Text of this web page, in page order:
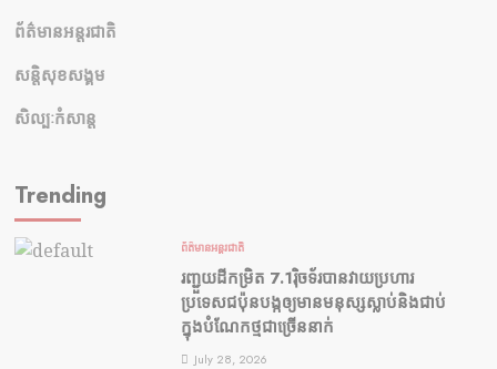
ព័ត៌មានអន្តរជាតិ
សន្តិសុខសង្គម
សិល្បៈកំសាន្ត
Trending
ព័ត៌មានអន្តរជាតិ
រញ្ជួយដីកម្រិត​ 7.1រ៉ិចទ័របានវាយប្រហារ
ប្រទេសជប៉ុនបង្កឲ្យមានមនុស្សស្លាប់​និង​ជាប់
ក្នុងបំណែកថ្មជាច្រើននាក់
July 28, 2026